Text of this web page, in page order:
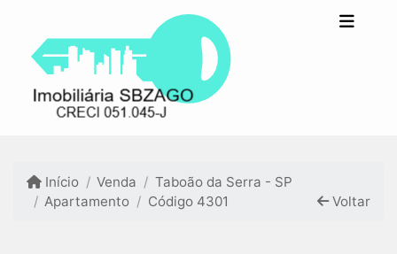
Início Venda
Taboão da Serra - SP
Apartamento
Código 4301 Voltar